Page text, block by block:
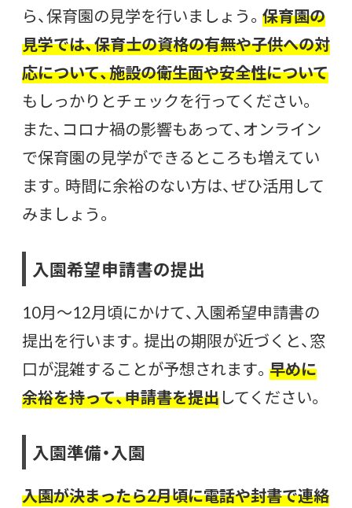
ら、保育園の見学を行いましょう。 保育園の
見学では、保育士の資格の有無や子供への対
応について、施設の衛生面や安全性について
もしっかりとチェックを行ってください。
また、コロナ禍の影響もあって、オンライン
で保育園の見学ができるところも増えてい
ます。時間に余裕のない方は、ぜひ活用して
みましょう。
入園希望申請書の提出
10月〜12月頃にかけて、入園希望申請書の
提出を行います。提出の期限が近づくと、窓
口が混雑することが予想されます。 早めに
余裕を持って、申請書を提出してください。
入園準備・入園
入園が決まったら2月頃に電話や封書で連絡